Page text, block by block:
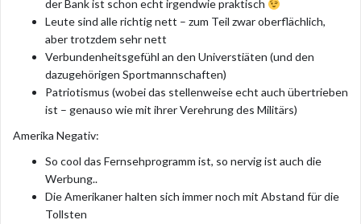
der Bank ist schon echt irgendwie praktisch
Leute sind alle richtig nett – zum Teil zwar oberflächlich,
aber trotzdem sehr nett
Verbundenheitsgefühl an den Universtiäten (und den
dazugehörigen Sportmannschaften)
Patriotismus (wobei das stellenweise echt auch übertrieben
ist – genauso wie mit ihrer Verehrung des Militärs)
Amerika Negativ:
So cool das Fernsehprogramm ist, so nervig ist auch die
Werbung..
Die Amerikaner halten sich immer noch mit Abstand für die
Tollsten